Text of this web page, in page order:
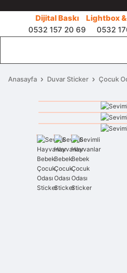
Dijital Baskı
0532 157 20 69
Lightbox
0532
Anasayfa Duvar Sticker Çocuk